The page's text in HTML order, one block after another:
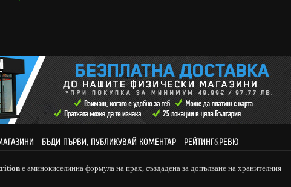
БЪДИ ПЪРВИ, ПУБЛИКУВАЙ КОМЕНТАР РЕЙТИНГ&РЕВЮ
е аминокиселинна формула на прах, създадена за допълване на хранителния